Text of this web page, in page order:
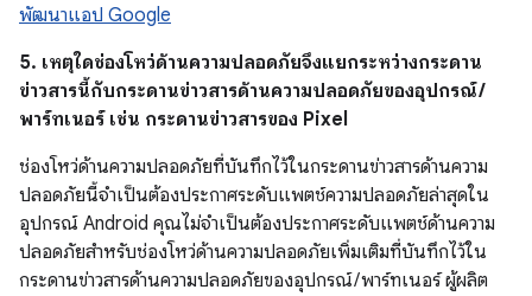
พัฒนาแอป Google
5. เหตุใดช่องโหว่ด้านความปลอดภัยจึงแยกระหว่างกระดาน
ข่าวสารนี้กับกระดานข่าวสารด้านความปลอดภัยของอุปกรณ์ /
พาร์ทเนอร์ เช่น กระดานข่าวสารของ Pixel
ช่องโหว่ด้านความปลอดภัยที่บันทึกไว้ในกระดานข่าวสารด้านความ
ปลอดภัยนี้จำเป็นต้องประกาศระดับแพตช์ความปลอดภัยล่าสุดใน
อุปกรณ์ Android คุณไม่จำเป็นต้องประกาศระดับแพตช์ด้านความ
ปลอดภัยสำหรับช่องโหว่ด้านความปลอดภัยเพิ่มเติมที่บันทึกไว้ใน
กระดานข่าวสารด้านความปลอดภัยของอุปกรณ์ / พาร์ทเนอร์ ผู้ผลิต